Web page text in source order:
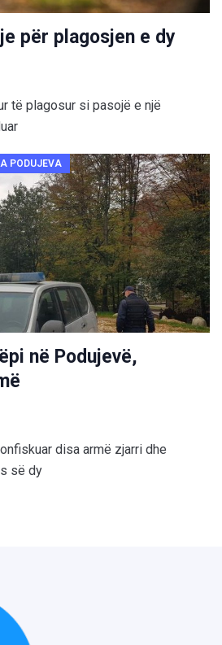
për plagosjen e dy
të plagosur si pasojë e një
PODUJEVA
në Podujevë,
disa armë zjarri dhe
së dy